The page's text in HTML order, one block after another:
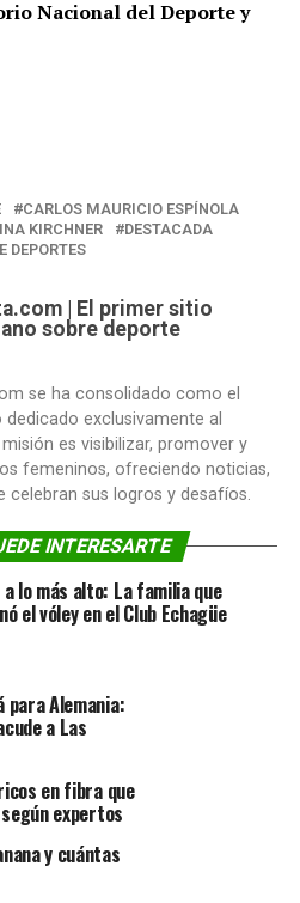
Nacional del Deporte y
CARLOS MAURICIO ESPÍNOLA
KIRCHNER
DESTACADA
DEPORTES
| El primer sitio
sobre deporte
se ha consolidado como el
exclusivamente al
es visibilizar, promover y
femeninos, ofreciendo noticias,
celebran sus logros y desafíos.
INTERESARTE
a lo más alto: La familia que
el vóley en el Club Echagüe
para Alemania:
a Las
en fibra que
expertos
y cuántas